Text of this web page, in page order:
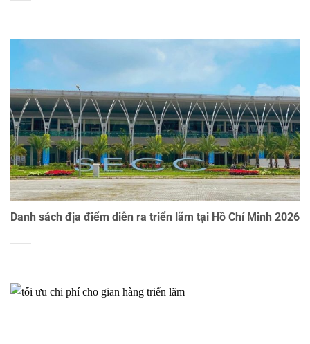
Danh sách địa điểm diễn ra triển lãm tại Hồ Chí Minh 2026